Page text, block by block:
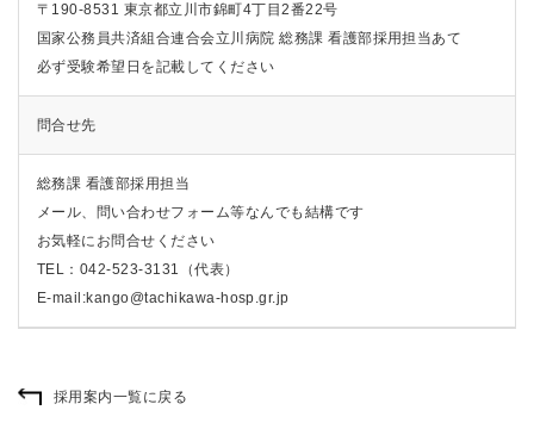
〒190-8531 東京都立川市錦町4丁目2番22号
国家公務員共済組合連合会立川病院 総務課 看護部採用担当あて
必ず受験希望日を記載してください
問合せ先
総務課 看護部採用担当
メール、問い合わせフォーム等なんでも結構です
お気軽にお問合せください
TEL：042-523-3131（代表）
E-mail:kango@tachikawa-hosp.gr.jp
採用案内一覧に戻る